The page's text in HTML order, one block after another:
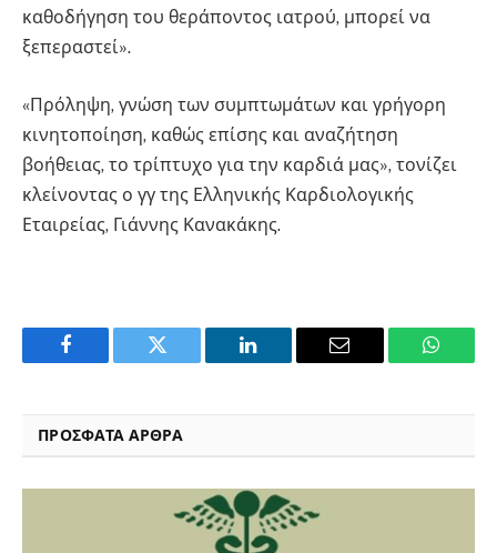
καθοδήγηση του θεράποντος ιατρού, μπορεί να
ξεπεραστεί».
«Πρόληψη, γνώση των συμπτωμάτων και γρήγορη
κινητοποίηση, καθώς επίσης και αναζήτηση
βοήθειας, το τρίπτυχο για την καρδιά μας», τονίζει
κλείνοντας ο γγ της Ελληνικής Καρδιολογικής
Εταιρείας, Γιάννης Κανακάκης.
Facebook Twitter LinkedIn Email
ΠΡΟΣΦΑΤΑ ΑΡΘΡΑ